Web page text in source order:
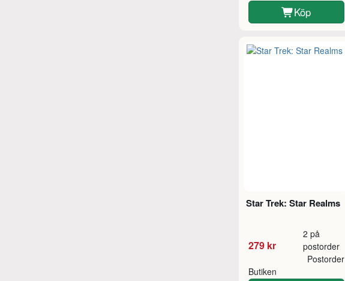
Köp
Star Trek: Star Realms
279 kr
2 på
postorder
Butiken
Postorder